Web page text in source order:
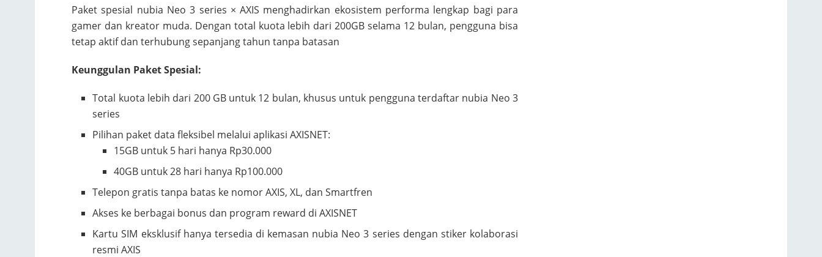
Paket spesial nubia Neo 3 series × AXIS menghadirkan ekosistem performa lengkap bagi para
gamer dan kreator muda. Dengan total kuota lebih dari 200GB selama 12 bulan, pengguna bisa
tetap aktif dan terhubung sepanjang tahun tanpa batasan
Keunggulan Paket Spesial:
Total kuota lebih dari 200 GB untuk 12 bulan, khusus untuk pengguna terdaftar nubia Neo 3
series
Pilihan paket data fleksibel melalui aplikasi AXISNET:
15GB untuk 5 hari hanya Rp30.000
40GB untuk 28 hari hanya Rp100.000
Telepon gratis tanpa batas ke nomor AXIS, XL, dan Smartfren
Akses ke berbagai bonus dan program reward di AXISNET
Kartu SIM eksklusif hanya tersedia di kemasan nubia Neo 3 series dengan stiker kolaborasi
resmi AXIS